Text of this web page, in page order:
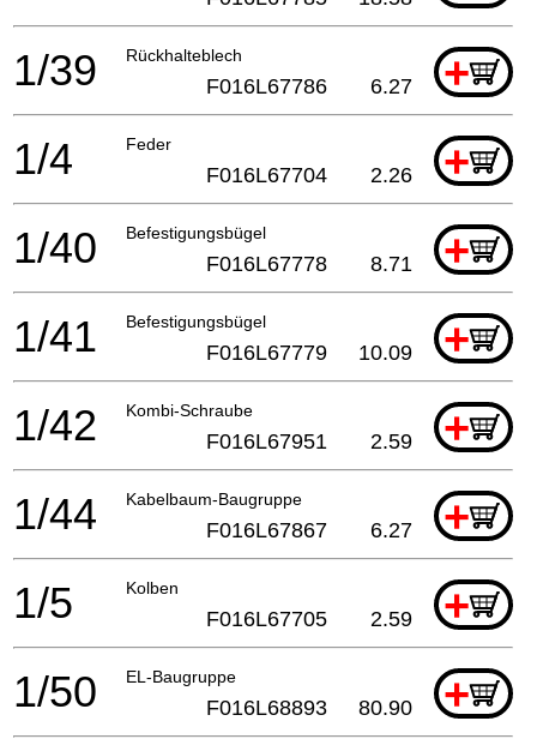
Rückhalteblech +
1/39 F016L67786 6.27
Feder +
1/4 F016L67704 2.26
Befestigungsbügel +
1/40 F016L67778 8.71
Befestigungsbügel +
1/41 F016L67779 10.09
Kombi-Schraube +
1/42 F016L67951 2.59
Kabelbaum-Baugruppe +
1/44 F016L67867 6.27
Kolben +
1/5 F016L67705 2.59
EL-Baugruppe +
1/50 F016L68893 80.90